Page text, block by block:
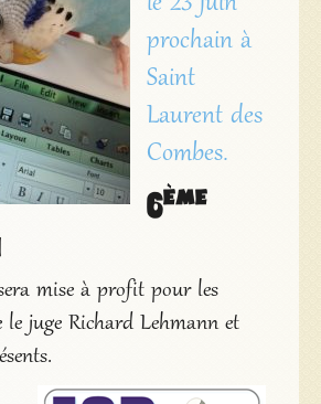
prochain à
Saint
Laurent des
Combes.
6ème
mise à profit pour les
le juge Richard Lehmann et